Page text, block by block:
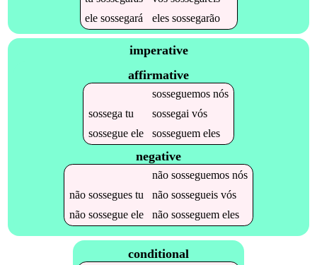
elesossegará elessossegarão
imperative
affirmative
sosseguemosnós
sossega tu sossegai vós
sossegueele sosseguemeles
negative
não sosseguemosnós
não sosseguestu não sossegueisvós
não sossegueele não sosseguemeles
conditional